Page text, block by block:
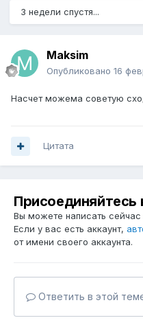
3 недели спустя...
Maksim
Опубликовано 16
Насчет можема советую
Цитата
Вы можете написать
Если у вас есть аккаунт,
от имени своего аккаунта.
Ответить в этой